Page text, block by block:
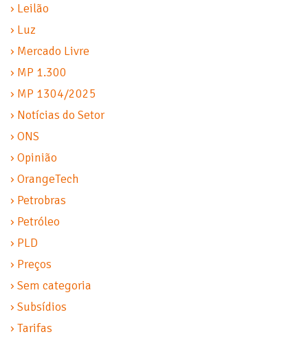
› Leilão
› Luz
› Mercado Livre
› MP 1.300
› MP 1304/2025
› Notícias do Setor
› ONS
› Opinião
› OrangeTech
› Petrobras
› Petróleo
› PLD
› Preços
› Sem categoria
› Subsídios
› Tarifas